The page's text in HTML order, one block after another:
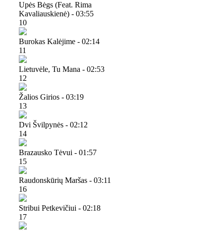
Upės Bėgs (feat. Rima
Kavaliauskienė) - 03:55
10
Burokas Kalėjime - 02:14
11
Lietuvėle, Tu Mana - 02:53
12
Žalios Girios - 03:19
13
Dvi Švilpynės - 02:12
14
Brazausko Tėvui - 01:57
15
Raudonskūrių Maršas - 03:11
16
Stribui Petkevičiui - 02:18
17